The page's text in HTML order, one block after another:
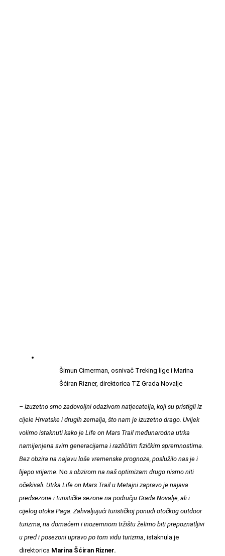
Šimun Cimerman, osnivač Treking lige i Marina
Šćiran Rizner, direktorica TZ Grada Novalje
– Izuzetno smo zadovoljni odazivom natjecatelja, koji su pristigli iz
cijele Hrvatske i drugih zemalja, što nam je izuzetno drago. Uvijek
volimo istaknuti kako je Life on Mars Trail međunarodna utrka
namijenjena svim generacijama i različitim fizičkim spremnostima.
Bez obzira na najavu loše vremenske prognoze, poslužilo nas je i
lijepo vrijeme. No s obzirom na naš optimizam drugo nismo niti
očekivali. Utrka Life on Mars Trail u Metajni zapravo je najava
predsezone i turističke sezone na području Grada Novalje, ali i
cijelog otoka Paga. Zahvaljujući turističkoj ponudi otočkog outdoor
turizma, na domaćem i inozemnom tržištu želimo biti prepoznatljivi
u pred i posezoni upravo po tom vidu turizma, istaknula je
direktorica Marina Šćiran Rizner.